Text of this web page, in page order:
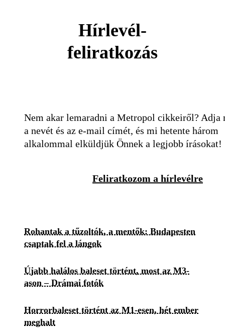
Hírlevél-
feliratkozás
Nem akar lemaradni a Metropol cikkeiről? Adja
a nevét és az e-mail címét, és mi hetente három
alkalommal elküldjük Önnek a legjobb írásokat!
Feliratkozom a hírlevélre
Rohantak a tűzoltók, a mentők: Budapesten
csaptak fel a lángok
Újabb halálos baleset történt, most az M3-
ason – Drámai fotók
Horrorbaleset történt az M1-esen, hét ember
meghalt